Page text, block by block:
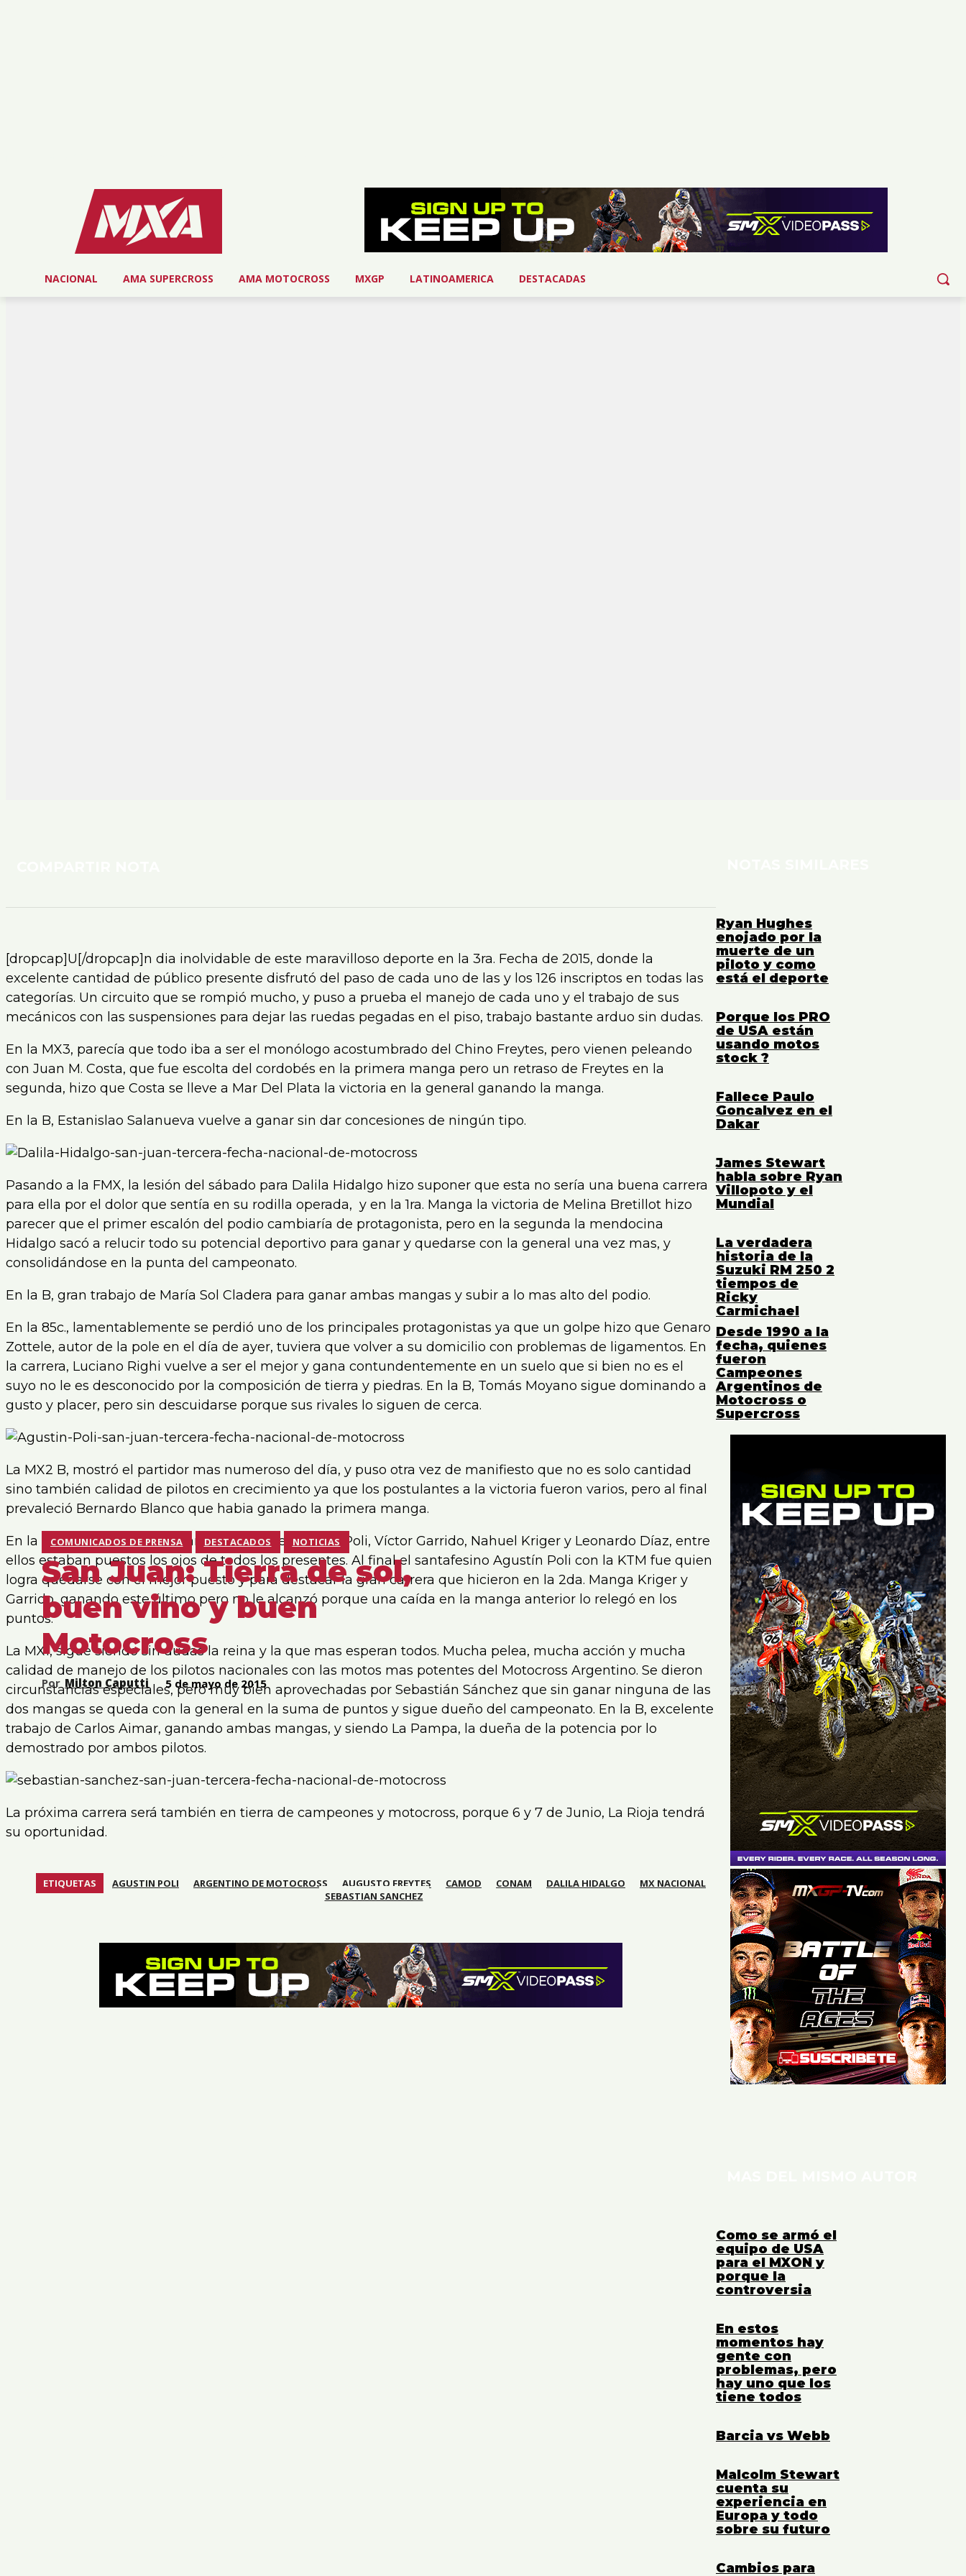
NACIONAL AMA SUPERCROSS AMA MOTOCROSS MXGP LATINOAMERICA DESTACADAS
COMUNICADOS DE PRENSA DESTACADOS NOTICIAS
San Juan: Tierra de sol,
buen vino y buen
Motocross
Por Milton Caputti 5 de mayo de 2015
[dropcap]U[/dropcap]n dia inolvidable de este maravilloso deporte en la 3ra. Fecha de 2015, donde la
excelente cantidad de público presente disfrutó del paso de cada uno de las y los 126 inscriptos en todas las
categorías. Un circuito que se rompió mucho, y puso a prueba el manejo de cada uno y el trabajo de sus
mecánicos con las suspensiones para dejar las ruedas pegadas en el piso, trabajo bastante arduo sin dudas.
En la MX3, parecía que todo iba a ser el monólogo acostumbrado del Chino Freytes, pero vienen peleando
con Juan M. Costa, que fue escolta del cordobés en la primera manga pero un retraso de Freytes en la
segunda, hizo que Costa se lleve a Mar Del Plata la victoria en la general ganando la manga.
En la B, Estanislao Salanueva vuelve a ganar sin dar concesiones de ningún tipo.
Pasando a la FMX, la lesión del sábado para Dalila Hidalgo hizo suponer que esta no sería una buena carrera
para ella por el dolor que sentía en su rodilla operada, y en la 1ra. Manga la victoria de Melina Bretillot hizo
parecer que el primer escalón del podio cambiaría de protagonista, pero en la segunda la mendocina
Hidalgo sacó a relucir todo su potencial deportivo para ganar y quedarse con la general una vez mas, y
consolidándose en la punta del campeonato.
En la B, gran trabajo de María Sol Cladera para ganar ambas mangas y subir a lo mas alto del podio.
En la 85c., lamentablemente se perdió uno de los principales protagonistas ya que un golpe hizo que Genaro
Zottele, autor de la pole en el día de ayer, tuviera que volver a su domicilio con problemas de ligamentos. En
la carrera, Luciano Righi vuelve a ser el mejor y gana contundentemente en un suelo que si bien no es el
suyo no le es desconocido por la composición de tierra y piedras. En la B, Tomás Moyano sigue dominando a
gusto y placer, pero sin descuidarse porque sus rivales lo siguen de cerca.
La MX2 B, mostró el partidor mas numeroso del día, y puso otra vez de manifiesto que no es solo cantidad
sino también calidad de pilotos en crecimiento ya que los postulantes a la victoria fueron varios, pero al final
prevaleció Bernardo Blanco que habia ganado la primera manga.
En la A, pelea cerradísima para ganar entre Agustín Poli, Víctor Garrido, Nahuel Kriger y Leonardo Díaz, entre
ellos estaban puestos los ojos de todos los presentes. Al final el santafesino Agustín Poli con la KTM fue quien
logra quedarse con el mejor puesto y para destacar la gran carrera que hicieron en la 2da. Manga Kriger y
Garrido, ganando este último pero no le alcanzó porque una caída en la manga anterior lo relegó en los
puntos.
La MX1, sigue siendo sin dudas la reina y la que mas esperan todos. Mucha pelea, mucha acción y mucha
calidad de manejo de los pilotos nacionales con las motos mas potentes del Motocross Argentino. Se dieron
circunstancias especiales, pero muy bien aprovechadas por Sebastián Sánchez que sin ganar ninguna de las
dos mangas se queda con la general en la suma de puntos y sigue dueño del campeonato. En la B, excelente
trabajo de Carlos Aimar, ganando ambas mangas, y siendo La Pampa, la dueña de la potencia por lo
demostrado por ambos pilotos.
La próxima carrera será también en tierra de campeones y motocross, porque 6 y 7 de Junio, La Rioja tendrá
su oportunidad.
ETIQUETAS AGUSTIN POLI ARGENTINO DE MOTOCROSS AUGUSTO FREYTES CAMOD CONAM DALILA HIDALGO
MX NACIONAL
SEBASTIAN SANCHEZ
Ryan Hughes
enojado por la
muerte de un
piloto y como
está el deporte
Porque los PRO
de USA están
usando motos
stock ?
Fallece Paulo
Goncalvez en el
Dakar
James Stewart
habla sobre Ryan
Villopoto y el
Mundial
La verdadera
historia de la
Suzuki RM 250 2
tiempos de
Ricky
Carmichael
Desde 1990 a la
fecha, quienes
fueron
Campeones
Argentinos de
Motocross o
Supercross
Como se armó el
equipo de USA
para el MXON y
porque la
controversia
En estos
momentos hay
gente con
problemas, pero
hay uno que los
tiene todos
Barcia vs Webb
Malcolm Stewart
cuenta su
experiencia en
Europa y todo
sobre su futuro
Cambios para